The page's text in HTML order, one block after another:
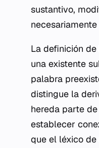
sustantivo,
La definición
una existente
palabra
distingue la
hereda parte
establecer
que el léxico